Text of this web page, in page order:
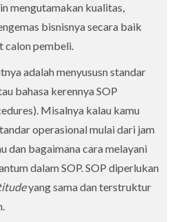
mengutamakan kualitas,
bisnisnya secara baik
calon pembeli.
adalah menyususn standar
bahasa kerennya SOP
Misalnya kalau kamu
operasional mulai dari jam
dan bagaimana cara melayani
dalam SOP. SOP diperlukan
yang sama dan terstruktur